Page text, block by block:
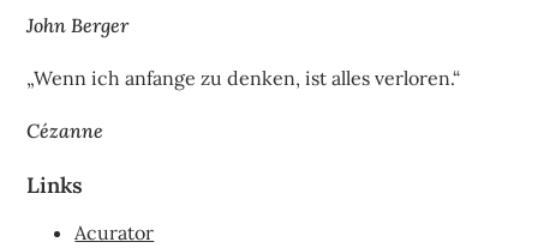
John Berger
„Wenn ich anfange zu denken, ist alles verloren.“
Cézanne
Links
Acurator